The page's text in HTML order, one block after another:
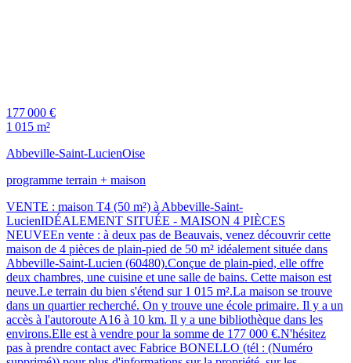
177 000 €
1 015 m²
Abbeville-Saint-LucienOise
programme terrain + maison
VENTE : maison T4 (50 m²) à Abbeville-Saint-
LucienIDÉALEMENT SITUÉE - MAISON 4 PIÈCES
NEUVEEn vente : à deux pas de Beauvais, venez découvrir cette
maison de 4 pièces de plain-pied de 50 m² idéalement située dans
Abbeville-Saint-Lucien (60480).Conçue de plain-pied, elle offre
deux chambres, une cuisine et une salle de bains. Cette maison est
neuve.Le terrain du bien s'étend sur 1 015 m².La maison se trouve
dans un quartier recherché. On y trouve une école primaire. Il y a un
accès à l'autoroute A16 à 10 km. Il y a une bibliothèque dans les
environs.Elle est à vendre pour la somme de 177 000 €.N'hésitez
pas à prendre contact avec Fabrice BONELLO (tél : (Numéro